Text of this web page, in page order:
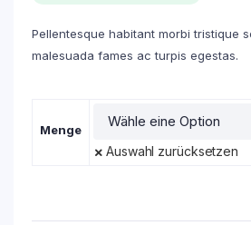
Pellentesque habitant morbi tristique
malesuada fames ac turpis egestas.
Menge
Auswahl zurücksetzen